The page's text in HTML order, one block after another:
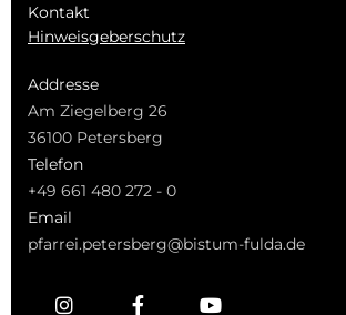
Kontakt
Hinweisgeberschutz
Addresse
Am Ziegelberg 26
36100 Petersberg
Telefon
+49 661 480 272 - 0
Email
pfarrei.petersberg@bistum-fulda.de